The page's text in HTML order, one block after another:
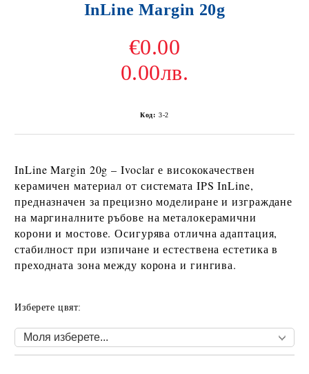
InLine Margin 20g
€0.00
0.00лв.
Код: 3-2
InLine Margin 20g – Ivoclar е висококачествен
керамичен материал от системата IPS InLine,
предназначен за прецизно моделиране и изграждане
на маргиналните ръбове на металокерамични
корони и мостове. Осигурява отлична адаптация,
стабилност при изпичане и естествена естетика в
преходната зона между корона и гингива.
Изберете цвят: